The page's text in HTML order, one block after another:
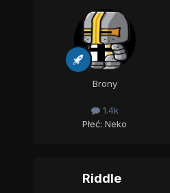
Brony
1.4k
Płeć: Neko
Riddle